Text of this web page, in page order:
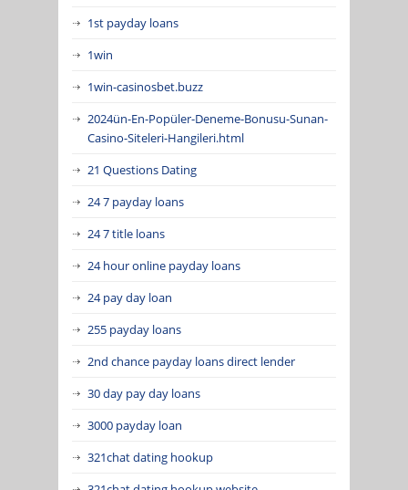
1st payday loans
1win
1win-casinosbet.buzz
2024ün-En-Popüler-Deneme-Bonusu-Sunan-
Casino-Siteleri-Hangileri.html
21 Questions Dating
24 7 payday loans
24 7 title loans
24 hour online payday loans
24 pay day loan
255 payday loans
2nd chance payday loans direct lender
30 day pay day loans
3000 payday loan
321chat dating hookup